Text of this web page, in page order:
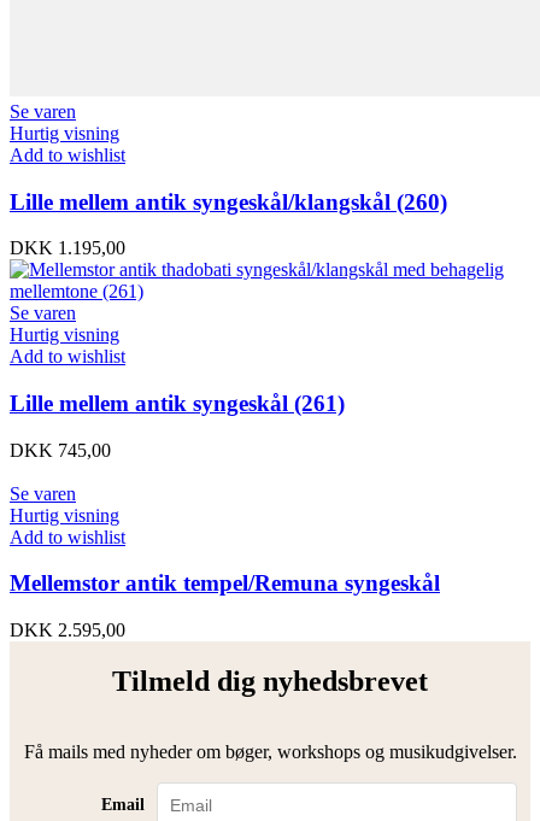
Se varen
Hurtig visning
Add to wishlist
Lille mellem antik syngeskål/klangskål (260)
DKK 1.195,00
Se varen
Hurtig visning
Add to wishlist
Lille mellem antik syngeskål (261)
DKK 745,00
Se varen
Hurtig visning
Add to wishlist
Mellemstor antik tempel/Remuna syngeskål
DKK 2.595,00
Tilmeld dig nyhedsbrevet
Få mails med nyheder om bøger, workshops og musikudgivelser.
Email